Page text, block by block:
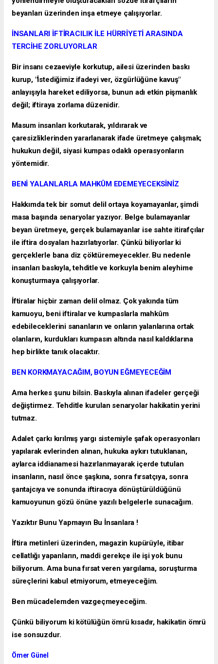
beyanları üzerinden inşa etmeye çalışıyorlar.
İNSANLARI İFTİRACILIK İLE HÜRRİYETİ ARASINDA
TERCİHE ZORLUYORLAR
Bir insanı cezaeviyle korkutup, ailesi üzerinden baskı
kurup, "İstediğimiz ifadeyi ver, özgürlüğüne kavuş"
anlayışıyla hareket ediliyorsa, bunun adı etkin pişmanlık
değil; iftiraya zorlama düzenidir.
Masum insanları korkutarak, yıldırarak ve
çaresizliklerinden yararlanarak ifade üretmeye çalışmak;
hukukun değil, siyasi kumpas odaklı operasyonların
yöntemidir.
BENİ YALANLARLA MAHKÛM EDEMEYECEKSİNİZ
Hakkımda tek bir somut delil ortaya koyamayanlar, şimdi
masa başında senaryolar yazıyor. Belge bulamayanlar
beyan üretmeye, gerçek bulamayanlar ise sahte itirafçılar
ile iftira dosyaları hazırlatıyorlar. Çünkü biliyorlar ki
gerçeklerle bana diz çöktüremeyecekler. Bu nedenle
insanları baskıyla, tehditle ve korkuyla benim aleyhime
konuşturmaya çalışıyorlar.
İftiralar hiçbir zaman delil olmaz. Çok yakında tüm
kamuoyu, beni iftiralar ve kumpaslarla mahkûm
edebileceklerini sananların ve onların yalanlarına ortak
olanların, kurdukları kumpasın altında nasıl kaldıklarına
hep birlikte tanık olacaktır.
BEN KORKMAYACAĞIM, BOYUN EĞMEYECEĞİM
Ama herkes şunu bilsin. Baskıyla alınan ifadeler gerçeği
değiştirmez. Tehditle kurulan senaryolar hakikatin yerini
tutmaz.
Adalet çarkı kırılmış yargı sistemiyle şafak operasyonları
yapılarak evlerinden alınan, hukuka aykırı tutuklanan,
aylarca iddianamesi hazırlanmayarak içerde tutulan
insanların, nasıl önce şaşkına, sonra fırsatçıya, sonra
şantajcıya ve sonunda iftiracıya dönüştürüldüğünü
kamuoyunun gözü önüne yazılı belgelerle sunacağım.
Yazıktır Bunu Yapmayın Bu İnsanlara !
İftira metinleri üzerinden, magazin kupürüyle, itibar
cellatlığı yapanların, maddi gerekçe ile işi yok bunu
biliyorum. Ama buna fırsat veren yargılama, soruşturma
süreçlerini kabul etmiyorum, etmeyeceğim.
Ben mücadelemden vazgeçmeyeceğim.
Çünkü biliyorum ki kötülüğün ömrü kısadır, hakikatin ömrü
ise sonsuzdur.
Ömer Günel